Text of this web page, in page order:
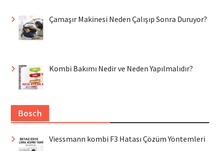
Çamaşır Makinesi Neden Çalışıp Sonra Duruyor?
Kombi Bakımı Nedir ve Neden Yapılmalıdır?
Bosch
Viessmann kombi F3 Hatası Çözüm Yöntemleri